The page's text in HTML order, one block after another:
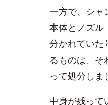
一方で、シャ
本体とノズル
分かれていた
るものは、そ
って処分しま
中身が残って